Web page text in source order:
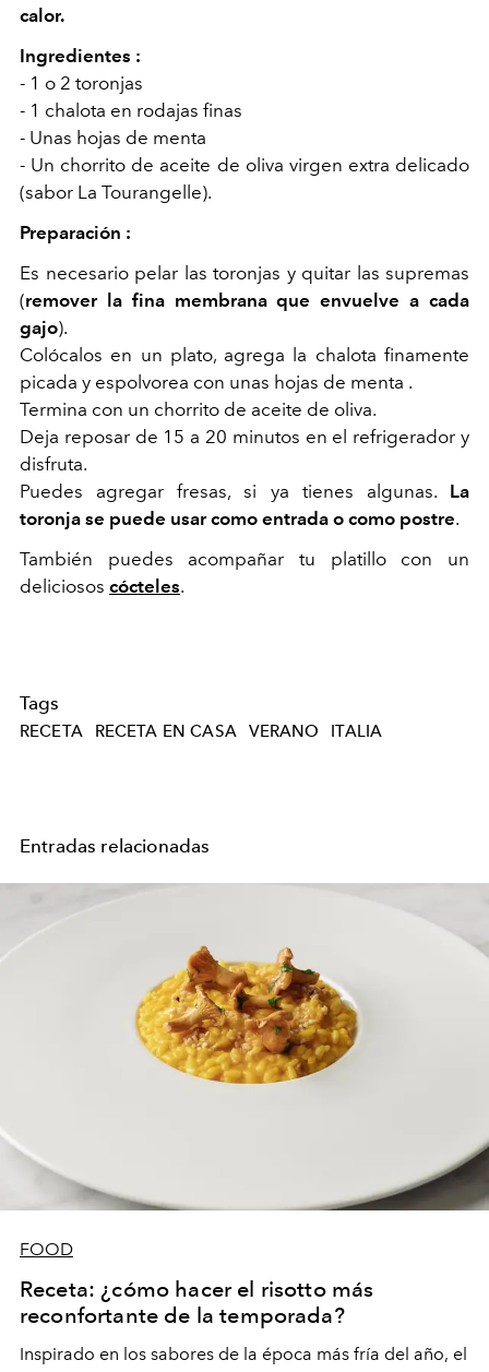
calor.
Ingredientes :
- 1 o 2 toronjas
- 1 chalota en rodajas finas
- Unas hojas de menta
- Un chorrito de aceite de oliva virgen extra delicado
(sabor La Tourangelle).
Preparación :
Es necesario pelar las toronjas y quitar las supremas
(remover la fina membrana que envuelve a cada
gajo).
Colócalos en un plato, agrega la chalota finamente
picada y espolvorea con unas hojas de menta .
Termina con un chorrito de aceite de oliva.
Deja reposar de 15 a 20 minutos en el refrigerador y
disfruta.
Puedes agregar fresas, si ya tienes algunas. La
toronja se puede usar como entrada o como postre.
También puedes acompañar tu platillo con un
deliciosos cócteles.
Tags
RECETA RECETA EN CASA VERANO ITALIA
Entradas relacionadas
FOOD
Receta: ¿cómo hacer el risotto más
reconfortante de la temporada?
Inspirado en los sabores de la época más fría del año, el